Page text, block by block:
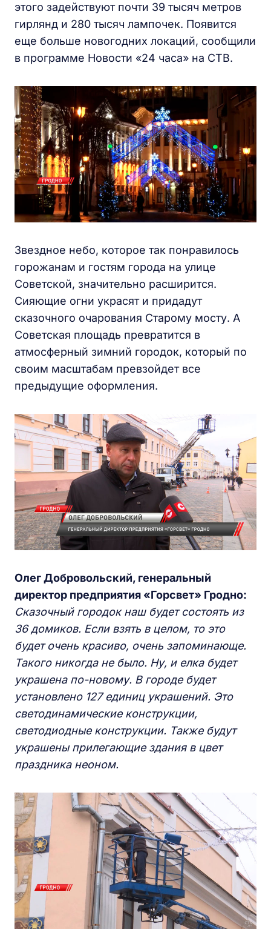
этого задействуют почти 39 тысяч метров
гирлянд и 280 тысяч лампочек. Появится
еще больше новогодних локаций, сообщили
в программе Новости «24 часа» на СТВ.
Звездное небо, которое так понравилось
горожанам и гостям города на улице
Советской, значительно расширится.
Сияющие огни украсят и придадут
сказочного очарования Старому мосту. А
Советская площадь превратится в
атмосферный зимний городок, который по
своим масштабам превзойдет все
предыдущие оформления.
Олег Добровольский, генеральный
директор предприятия «Горсвет» Гродно:
Сказочный городок наш будет состоять из
36 домиков. Если взять в целом, то это
будет очень красиво, очень запоминающе.
Такого никогда не было. Ну, и елка будет
украшена по-новому. В городе будет
установлено 127 единиц украшений. Это
светодинамические конструкции,
светодиодные конструкции. Также будут
украшены прилегающие здания в цвет
праздника неоном.